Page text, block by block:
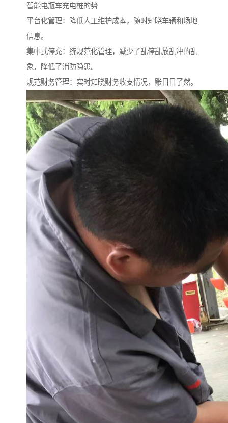
智能电瓶车充电桩的势
平台化管理：降低人工维护成本，随时知晓车辆和场地
信息。
集中式停充：统规范化管理，减少了乱停乱放乱冲的乱
象，降低了消防隐患。
规范财务管理：实时知晓财务收支情况，账目目了然。